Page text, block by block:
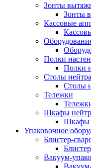
Зонты
Зонты
Кассовые
Полки
Полки
Столы
Столы
Тележки
Шкафы
Шкафы
Упаковочное
Блистер-
Вакуум-